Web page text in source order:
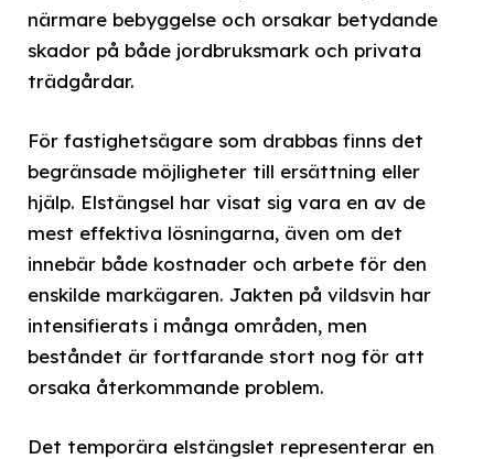
närmare bebyggelse och orsakar betydande
skador på både jordbruksmark och privata
trädgårdar.
För fastighetsägare som drabbas finns det
begränsade möjligheter till ersättning eller
hjälp. Elstängsel har visat sig vara en av de
mest effektiva lösningarna, även om det
innebär både kostnader och arbete för den
enskilde markägaren. Jakten på vildsvin har
intensifierats i många områden, men
beståndet är fortfarande stort nog för att
orsaka återkommande problem.
Det temporära elstängslet representerar en